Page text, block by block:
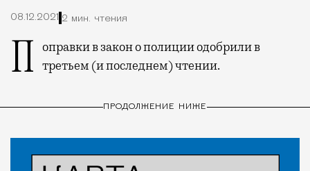
08.12.2021 2 мин. чтения
Поправки в закон о полиции одобрили в третьем (и последнем) чтении.
ПРОДОЛЖЕНИЕ НИЖЕ